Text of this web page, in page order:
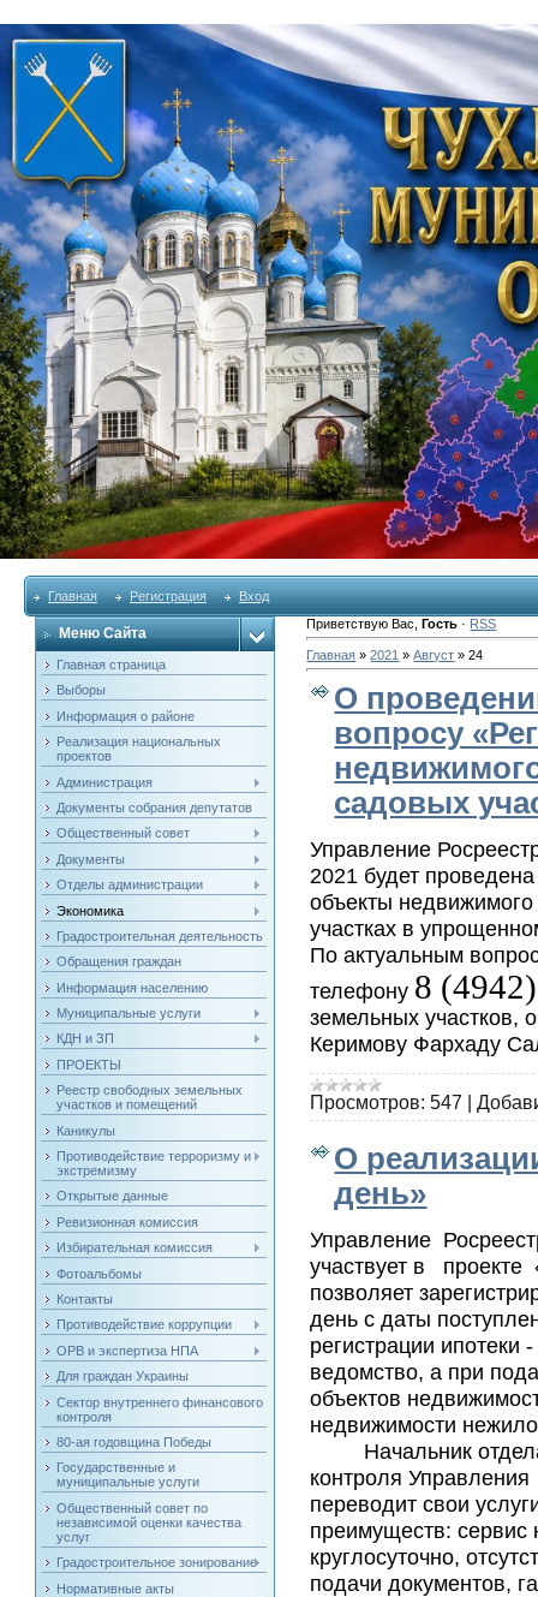
Главная Регистрация Вход
Меню Сайта
Главная страница
Выборы
Информация о районе
Реализация национальных
проектов
Администрация
Документы собрания депутатов
Общественный совет
Документы
Отделы администрации
Экономика
Градостроительная деятельность
Обращения граждан
Информация населению
Муниципальные услуги
КДН и ЗП
ПРОЕКТЫ
Реестр свободных земельных
участков и помещений
Каникулы
Противодействие терроризму и
экстремизму
Открытые данные
Ревизионная комиссия
Избирательная комиссия
Фотоальбомы
Контакты
Противодействие коррупции
ОРВ и экспертиза НПА
Для граждан Украины
Сектор внутреннего финансового
контроля
80-ая годовщина Победы
Государственные и
муниципальные услуги
Общественный совет по
независимой оценки качества
услуг
Градостроительное зонирование
Нормативные акты
Приветствую Вас ,Гость · RSS
Главная »2021 » Август » 24
О
вопросу
садовых
Управление
2021 будет
объекты
участках в
По актуальным
телефону 8
земельных участков,
Керимову Фархаду
Просмотров: 547 |
О
день»
Управление
участвует в проекте
позволяет
день с даты
регистрации
ведомство, а при
объектов
недвижимости
Начальник отдела
контроля
переводит свои
преимуществ: сервис
круглосуточно,
подачи документов,